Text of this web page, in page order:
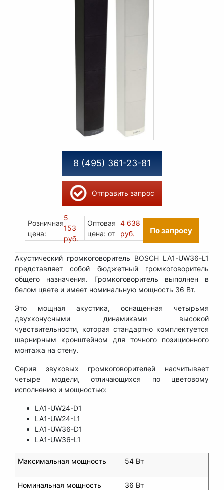
8 (495) 361-23-81
Отправить запрос
Розничная
цена:
5
153
руб.
Оптовая
цена: от
4 638
руб.
По запросу
Акустический громкоговоритель BOSCH LA1-UW36-L1
представляет собой бюджетный громкоговоритель
общего назначения. Громкоговоритель выполнен в
белом цвете и имеет номинальную мощность 36 Вт.
Это мощная акустика, оснащенная четырьмя
двухконусными динамиками высокой
чувствительности, которая стандартно комплектуется
шарнирным кронштейном для точного позиционного
монтажа на стену.
Серия звуковых громкоговорителей насчитывает
четыре модели, отличающихся по цветовому
исполнению и мощностью:
LA1-UW24-D1
LA1-UW24-L1
LA1-UW36-D1
LA1-UW36-L1
Максимальная мощность 54 Вт
Номинальная мощность 36 Вт